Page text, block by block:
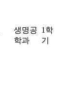
생명공
학과
1학
기